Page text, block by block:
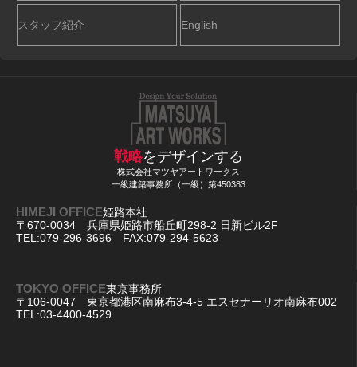
スタッフ紹介 English
戦略をデザインする
株式会社マツヤアートワークス
一級建築事務所（一級）第450383
HIMEJI OFFICE姫路本社
〒670-0034 兵庫県姫路市船丘町298-2 日新ビル2F
TEL:079-296-3696 FAX:079-294-5623
TOKYO OFFICE東京事務所
〒106-0047 東京都港区南麻布3-4-5 エスセナーリオ南麻布002
TEL:03-4400-4529